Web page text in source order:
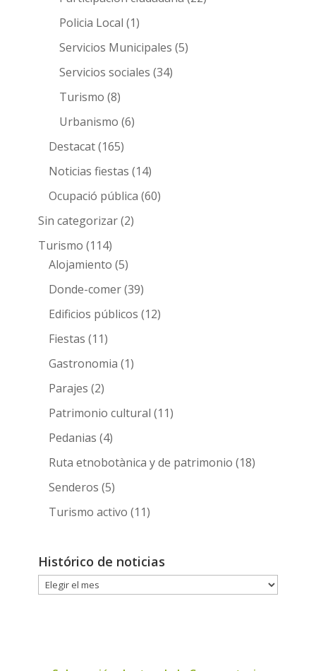
Policia Local (1)
Servicios Municipales (5)
Servicios sociales (34)
Turismo (8)
Urbanismo (6)
Destacat(165)
Noticias fiestas (14)
Ocupació pública (60)
Sin categorizar(2)
Turismo (114)
Alojamiento (5)
Donde-comer(39)
Edificios públicos (12)
Fiestas (11)
Gastronomia (1)
Parajes (2)
Patrimonio cultural (11)
Pedanias (4)
Ruta etnobotànica y de patrimonio (18)
Senderos (5)
Turismo activo (11)
Histórico de noticias
Histórico